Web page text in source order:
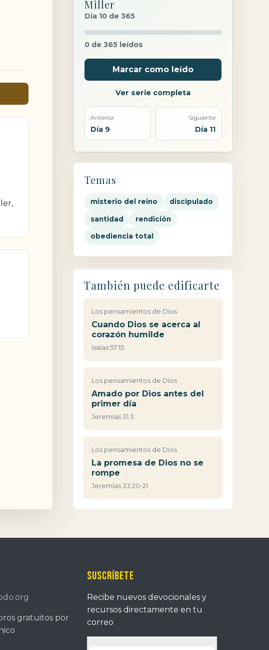
Miller
Día 10 de 365
0 de 365 leídos
Marcar como leído
Ver serie completa
Anterior
Día 9
Siguiente
Día 11
Temas
misterio del reino discipulado
santidad rendición
obediencia total
También puede edificarte
Los pensamientos de Dios
Cuando Dios se acerca al
corazón humilde
Isaías 57:15
Los pensamientos de Dios
Amado por Dios antes del
primer día
Jeremías 31:3
Los pensamientos de Dios
La promesa de Dios no se
rompe
Jeremías 33:20-21
gratuitos por
Suscríbete
Recibe nuevos devocionales y
recursos directamente en tu
correo